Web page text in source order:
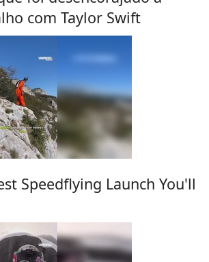
com Taylor Swift
Speedflying Launch You'll